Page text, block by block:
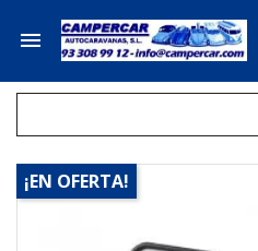

¡EN OFERTA!